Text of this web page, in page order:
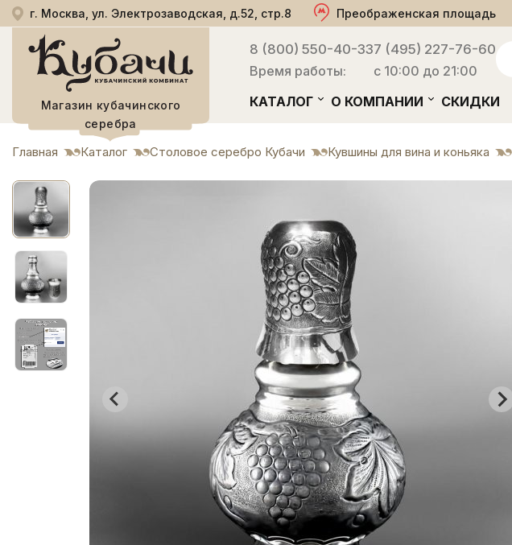
г. Москва, ул. Электрозаводская, д.52, стр.8 Преображенская площадь
Магазин кубачинского
серебра
8 (800) 550-40-33
Время работы:
7 (495) 227-76-60
с 10:00 до 21:00
КАТАЛОГ О КОМПАНИИ СКИДКИ
Главная Каталог Столовое серебро Кубачи Кувшины для вина и коньяка